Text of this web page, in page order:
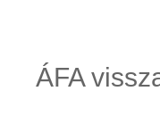
ÁFA